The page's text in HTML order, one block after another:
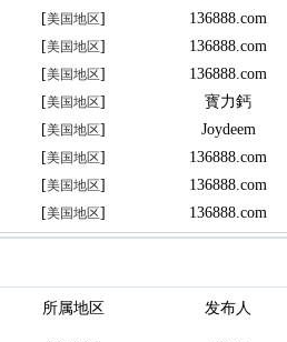
[美国地区] 136888.com
[美国地区] 136888.com
[美国地区] 136888.com
[美国地区] 寳力鈣
[美国地区] Joydeem
[美国地区] 136888.com
[美国地区] 136888.com
[美国地区] 136888.com
所属地区 发布人